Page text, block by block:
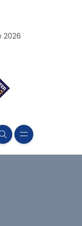
2026